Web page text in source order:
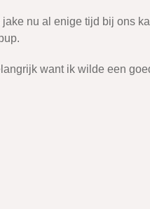
nu al enige tijd bij ons
want ik wilde een